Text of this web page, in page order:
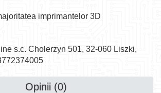
imprimantelor 3D
s.c. Cholerzyn 501, 32-060 Liszki,
Opinii (0)